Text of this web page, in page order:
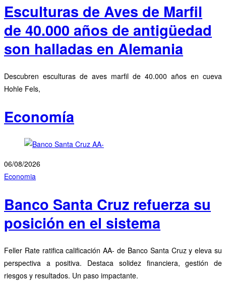
Esculturas de Aves de Marfil
de 40.000 años de antigüedad
son halladas en Alemania
Descubren esculturas de aves marfil de 40.000 años en cueva
Hohle Fels,
Economía
06/08/2026
Economia
Banco Santa Cruz refuerza su
posición en el sistema
Feller Rate ratifica calificación AA- de Banco Santa Cruz y eleva su
perspectiva a positiva. Destaca solidez financiera, gestión de
riesgos y resultados. Un paso impactante.